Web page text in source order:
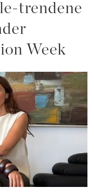
trendene
Week